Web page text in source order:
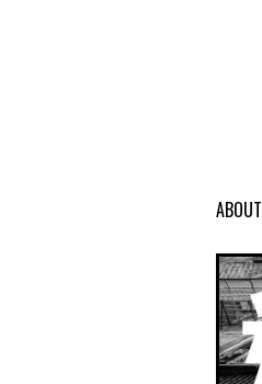
ABOUT